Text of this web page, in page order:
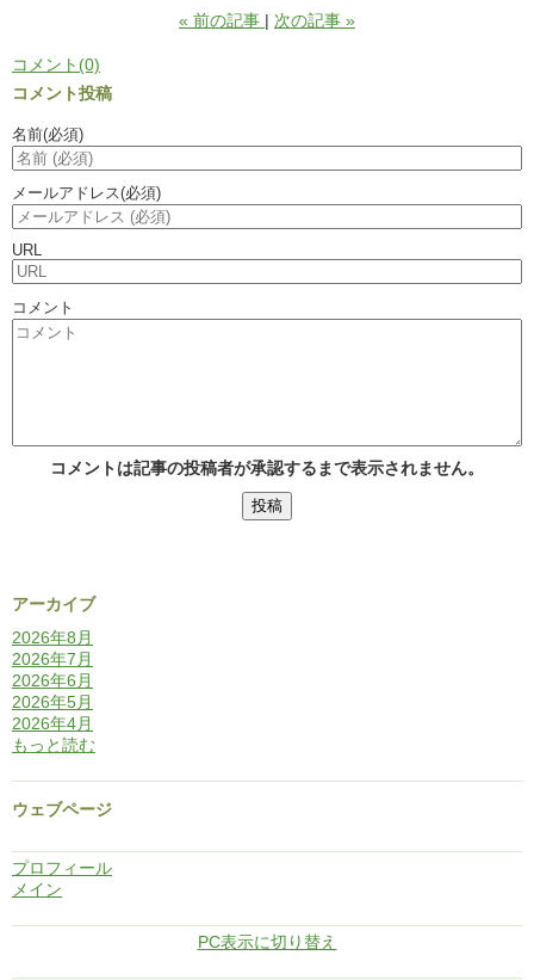
« 前の記事 次の記事 »
コメント(0)
コメント投稿
名前(必須)
メールアドレス(必須)
URL
コメント
コメントは記事の投稿者が承認するまで表示されません。
アーカイブ
2026年8月
2026年7月
2026年6月
2026年5月
2026年4月
もっと読む
ウェブページ
プロフィール
メイン
PC表示に切り替え